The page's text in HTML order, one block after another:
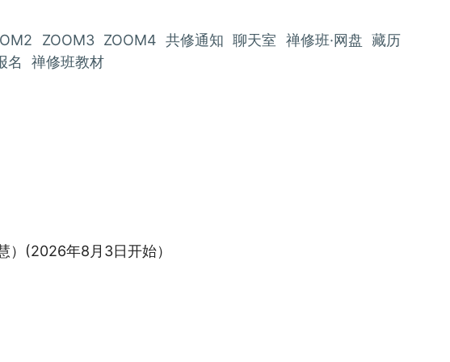
ZOOM3 ZOOM4 共修通知 聊天室 禅修班·网盘 藏历
名 禅修班教材
）(2026年8月3日开始）